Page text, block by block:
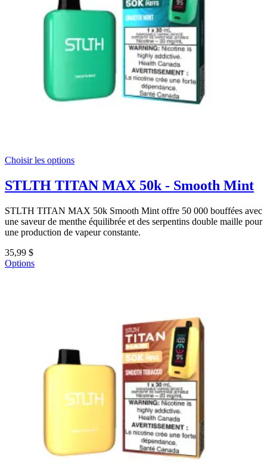
Choisir les options
STLTH TITAN MAX 50k - Smooth Mint
STLTH TITAN MAX 50k Smooth Mint offre 50 000 bouffées avec
une saveur de menthe équilibrée et des serpentins double maille pour
une production de vapeur constante.
35,99 $
Options